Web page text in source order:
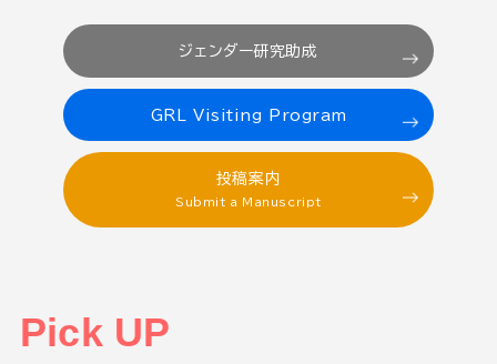
ジェンダー研究助成
GRL Visiting Program
投稿案内
Submit a Manuscript
Pick UP